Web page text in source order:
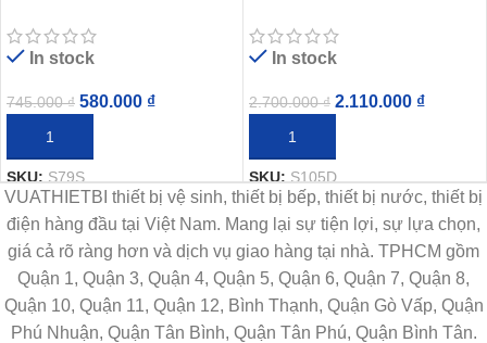
In stock
745.000₫ 580.000 ₫
THÊM VÀO GIỎ HÀNG
SKU:S79S
Cánh
In stock
2.700.000₫ 2.110.000 ₫
THÊM VÀO GIỎ HÀNG
SKU:S105D
VUATHIETBI thiết bị vệ sinh, thiết bị bếp, thiết bị nước, thiết bị
điện hàng đầu tại Việt Nam. Mang lại sự tiện lợi, sự lựa chọn,
giá cả rõ ràng hơn và dịch vụ giao hàng tại nhà. TPHCM gồm
Quận 1, Quận 3, Quận 4, Quận 5, Quận 6, Quận 7, Quận 8,
Quận 10, Quận 11, Quận 12, Bình Thạnh, Quận Gò Vấp, Quận
Phú Nhuận, Quận Tân Bình, Quận Tân Phú, Quận Bình Tân.